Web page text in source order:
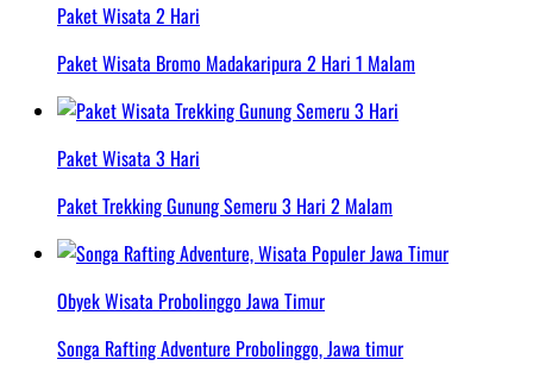
Paket Wisata 2 Hari
Paket Wisata Bromo Madakaripura 2 Hari 1 Malam
Paket Wisata 3 Hari
Paket Trekking Gunung Semeru 3 Hari 2 Malam
Obyek Wisata Probolinggo Jawa Timur
Songa Rafting Adventure Probolinggo, Jawa timur